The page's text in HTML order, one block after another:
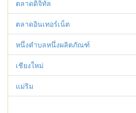
ตลาดดิจิทัล
ตลาดอินเทอร์เน็ต
หนึ่งตำบลหนึ่งผลิตภัณฑ์
เชียงใหม่
แม่ริม